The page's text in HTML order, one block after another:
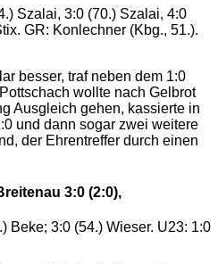
Szalai, 3:0 (70.) Szalai, 4:0
GR: Konlechner (Kbg., 51.).
besser, traf neben dem 1:0
wollte nach Gelbrot
Ausgleich gehen, kassierte in
und dann sogar zwei weitere
der Ehrentreffer durch einen
3:0 (2:0),
Beke; 3:0 (54.) Wieser. U23: 1:0